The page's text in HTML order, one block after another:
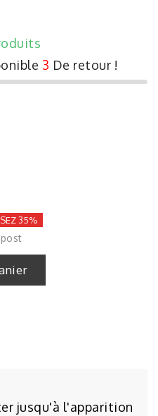
3 De retour !
35%
jusqu'à l'apparition